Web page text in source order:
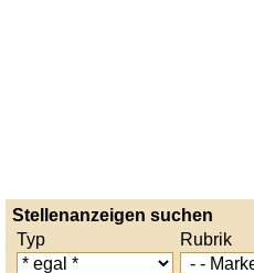
Stellenanzeigen suchen
Typ
Rubrik